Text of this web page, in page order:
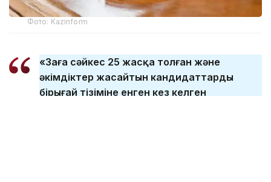
Фото: Kazinform
«Заңға сәйкес 25 жасқа толған және
әкімдіктер жасайтын кандидаттардың
бірыңғай тізіміне енген кез келген